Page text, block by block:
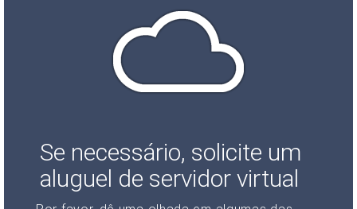
Se necessário, solicite um
aluguel de servidor virtual